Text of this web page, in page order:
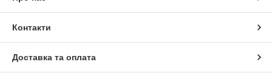
Контакти
Доставка та оплата